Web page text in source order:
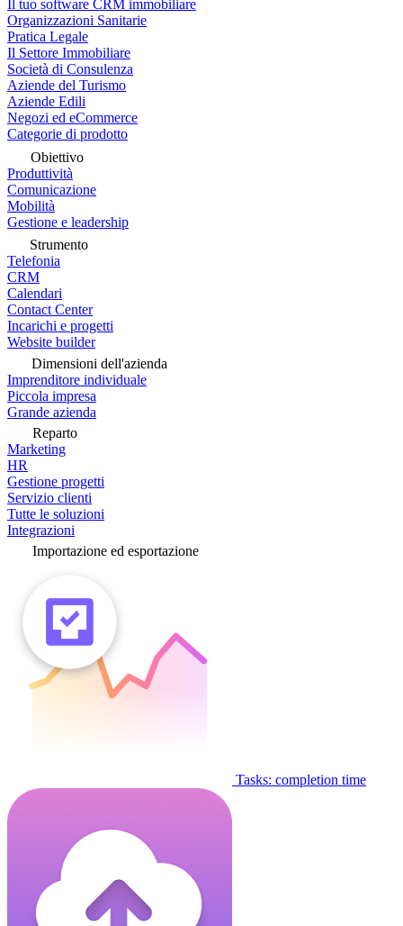
Il tuo software CRM immobiliare
Organizzazioni Sanitarie
Pratica Legale
Il Settore Immobiliare
Società di Consulenza
Aziende del Turismo
Aziende Edili
Negozi ed eCommerce
Categorie di prodotto
Obiettivo
Produttività
Comunicazione
Mobilità
Gestione e leadership
Strumento
Telefonia
CRM
Calendari
Contact Center
Incarichi e progetti
Website builder
Dimensioni dell'azienda
Imprenditore individuale
Piccola impresa
Grande azienda
Reparto
Marketing
HR
Gestione progetti
Servizio clienti
Tutte le soluzioni
Integrazioni
Importazione ed esportazione
Tasks: completion time